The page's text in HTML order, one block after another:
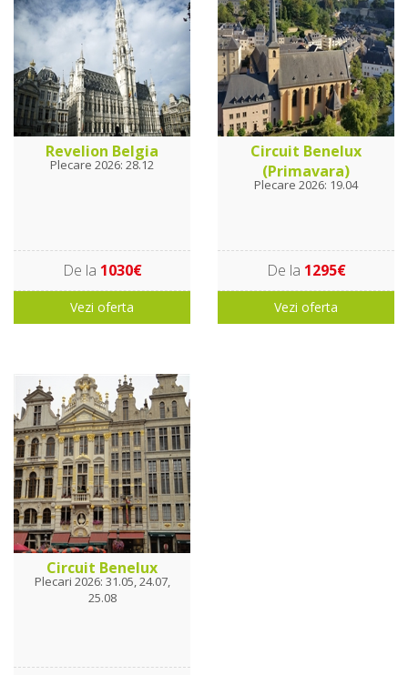
Revelion Belgia
Plecare 2026: 28.12
De la 1030€
Vezi oferta
Circuit Benelux
(Primavara)
Plecare 2026: 19.04
De la 1295€
Vezi oferta
Circuit Benelux
Plecari 2026: 31.05, 24.07,
25.08